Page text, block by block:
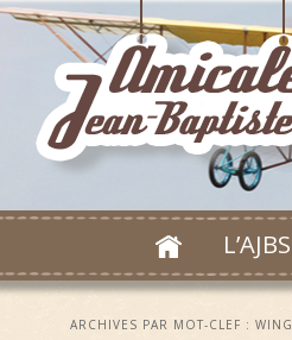
L’AJBS
ARCHIVES PAR MOT-CLEF : WING